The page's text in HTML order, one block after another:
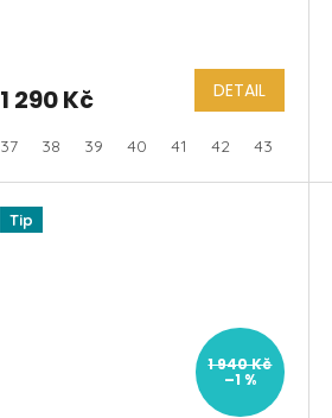
1 290 Kč DETAIL
37 38 39 40 41 42 43
Tip
1 940 Kč
–1 %